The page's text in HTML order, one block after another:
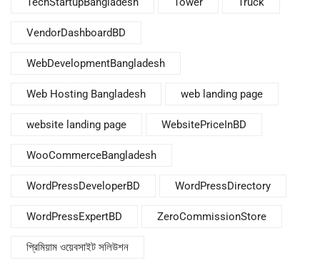
VendorDashboardBD
WebDevelopmentBangladesh
Web Hosting Bangladesh web landing page
website landing page WebsitePriceInBD
WooCommerceBangladesh
WordPressDeveloperBD WordPressDirectory
WordPressExpertBD ZeroCommissionStore
প্রিমিয়াম ওয়েবসাইট সলিউশন